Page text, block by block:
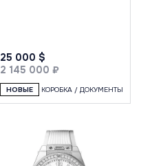
25 000 $
2 145 000 ₽
НОВЫЕ КОРОБКА / ДОКУМЕНТЫ